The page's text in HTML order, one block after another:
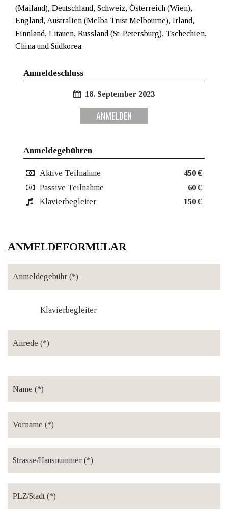
(Mailand), Deutschland, Schweiz, Österreich (Wien),
England, Australien (Melba Trust Melbourne), Irland,
Finnland, Litauen, Russland (St. Petersburg), Tschechien,
China und Südkorea.
Anmeldeschluss
18. September 2023
ANMELDEN
Anmeldegebühren
Aktive Teilnahme
450 €
Passive Teilnahme
60 €
Klavierbegleiter
150 €
ANMELDEFORMULAR
Klavierbegleiter